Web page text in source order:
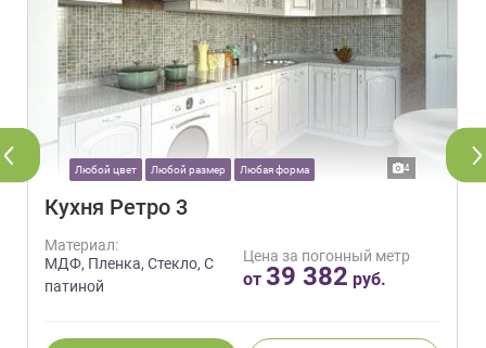
Любой цвет Любой размер Любая форма 4
Кухня Ретро 3
Материал:
МДФ, Пленка, Стекло, С
патиной
Цена за погонный метр
от 39 382 руб.